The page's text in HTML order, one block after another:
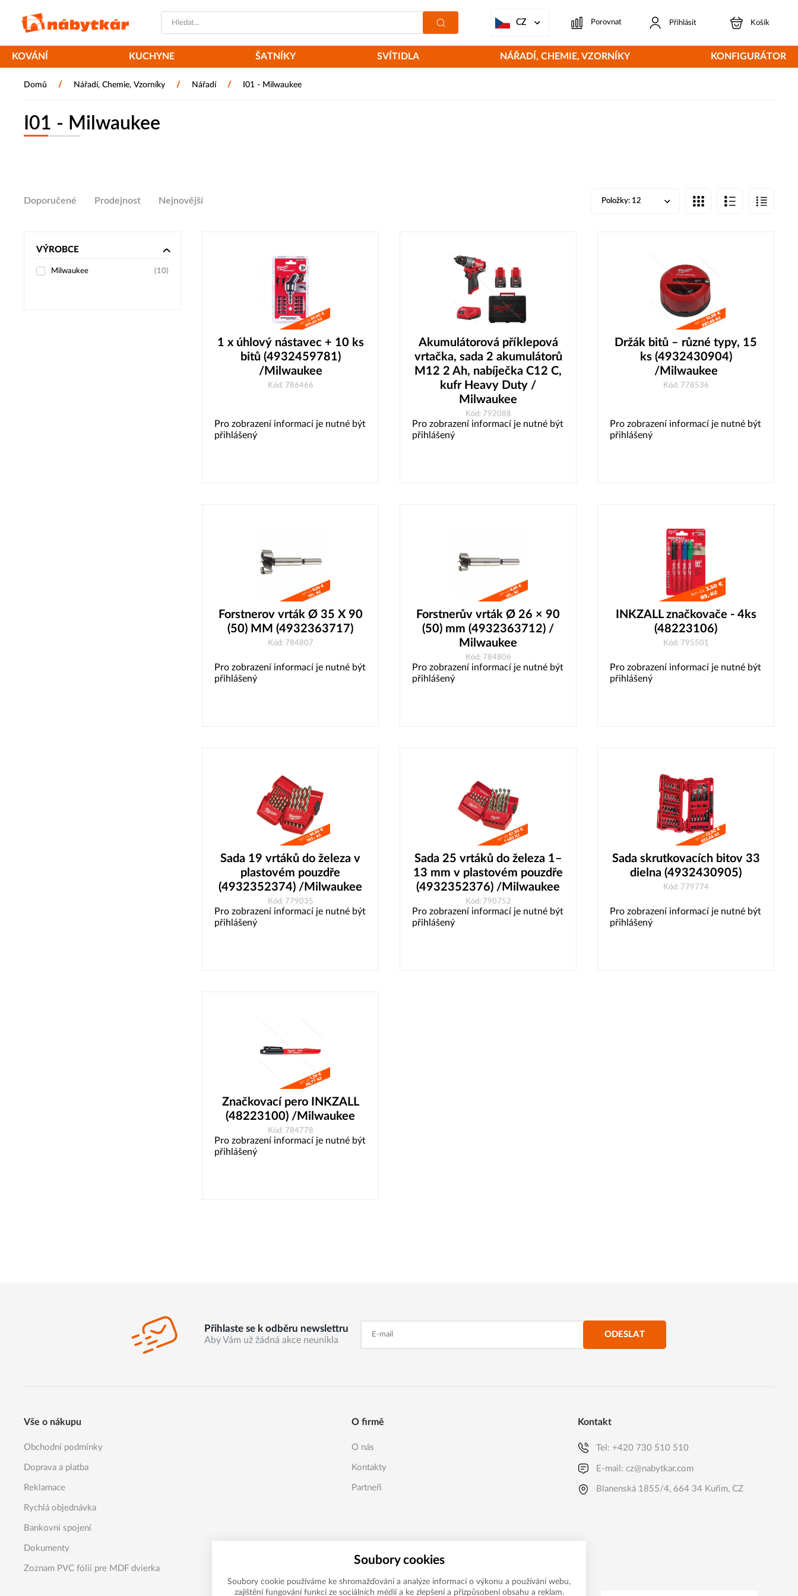
CZ Porovnat Přihlásit Košík
KOVÁNÍ KUCHYNE ŠATNÍKY SVÍTIDLA NÁŘADÍ, CHEMIE, VZORNÍKY KONFIGURÁTOR
Domů / Nářadí, Chemie, Vzorníky / Nářadí / I01 - Milwaukee
I01 - Milwaukee
Doporučené Prodejnost Nejnovější Položky: 12
VÝROBCE
Milwaukee (10)
1 x úhlový nástavec + 10 ks
bitů (4932459781)
/Milwaukee
Kód: 786466
Pro zobrazení informací je nutné být
přihlášený
Akumulátorová příklepová
vrtačka, sada 2 akumulátorů
M12 2 Ah, nabíječka C12 C,
kufr Heavy Duty /
Milwaukee
Kód: 792088
Pro zobrazení informací je nutné být
přihlášený
Držák bitů – různé typy, 15
ks (4932430904)
/Milwaukee
Kód: 778536
Pro zobrazení informací je nutné být
přihlášený
Forstnerov vrták Ø 35 X 90
(50) MM (4932363717)
Kód: 784807
Pro zobrazení informací je nutné být
přihlášený
Forstnerův vrták Ø 26 × 90
(50) mm (4932363712) /
Milwaukee
Kód: 784806
Pro zobrazení informací je nutné být
přihlášený
INKZALL značkovače - 4ks
(48223106)
Kód: 795501
Pro zobrazení informací je nutné být
přihlášený
Sada 19 vrtáků do železa v
plastovém pouzdře
(4932352374) /Milwaukee
Kód: 779035
Pro zobrazení informací je nutné být
přihlášený
Sada 25 vrtáků do železa 1–
13 mm v plastovém pouzdře
(4932352376) /Milwaukee
Kód: 790752
Pro zobrazení informací je nutné být
přihlášený
Sada skrutkovacích bitov 33
dielna (4932430905)
Kód: 779774
Pro zobrazení informací je nutné být
přihlášený
Značkovací pero INKZALL
(48223100) /Milwaukee
Kód: 784778
Pro zobrazení informací je nutné být
přihlášený
Přihlaste se k odběru newslettru
Aby Vám už žádná akce neunikla
ODESLAT
Vše o nákupu
Obchodní podmínky
Doprava a platba
Reklamace
Rychlá objednávka
Bankovní spojení
Dokumenty
Zoznam PVC fólii pre MDF dvierka
O firmě
O nás
Kontakty
Partneři
Kontakt
Tel: +420 730 510 510
E-mail:cz@nabytkar.com
Blanenská 1855/4, 664 34 Kuřim, CZ
Soubory cookies
Soubory cookie používáme ke shromažďování a analýze informací o výkonu a používání webu,
zajištění fungování funkcí ze sociálních médií a ke zlepšení a přizpůsobení obsahu a reklam.